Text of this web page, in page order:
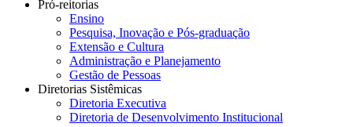
Pró-reitorias
Ensino
Pesquisa, Inovação e Pós-graduação
Extensão e Cultura
Administração e Planejamento
Gestão de Pessoas
Diretorias Sistêmicas
Diretoria Executiva
Diretoria de Desenvolvimento Institucional